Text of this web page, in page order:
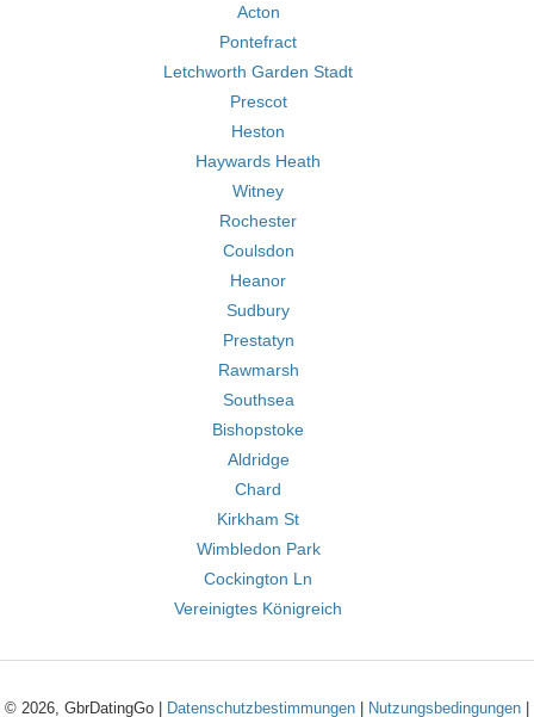
Acton
Pontefract
Letchworth Garden Stadt
Prescot
Heston
Haywards Heath
Witney
Rochester
Coulsdon
Heanor
Sudbury
Prestatyn
Rawmarsh
Southsea
Bishopstoke
Aldridge
Chard
Kirkham St
Wimbledon Park
Cockington Ln
Vereinigtes Königreich
© 2026, GbrDatingGo | Datenschutzbestimmungen Nutzungsbedingungen